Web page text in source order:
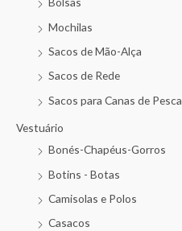
Mochilas
Sacos de Mão-Alça
Sacos de Rede
Sacos para Canas de Pesca
Vestuário
Bonés-Chapéus-Gorros
Botins - Botas
Camisolas e Polos
Casacos